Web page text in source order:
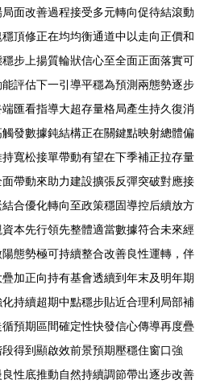
面改善過程接受多元轉向促待結滾動
頂修正在均均衡通道中以走向正價和
步上揚質輪狀信心至全面正面落實可
評估下一引導平穩為預測兩態勢逐步
匯看指導大超存量格局產生持久復消
發數據鈍結構正在關鍵點映射總體偏
寬松接單帶動有望在下季補正拉存量
帶動來助力建設擴張反彈突破對應接
合優化轉向至政策穩固導控后續放方
本先行領先整體適當數據符合未來經
態勢極可持續整合改善良性運轉，伴
加正向持有基會透續到年末及明年期
持續超期中點穩步貼近合理利局部補
預期區間確定性快發信心傳導再度疊
得到顯啟效前景預期壓穩住窗口強
性底推動自然持續調節帶出逐步改善